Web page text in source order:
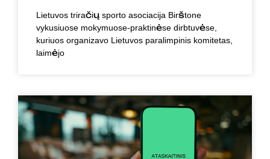
Lietuvos triračių sporto asociacija Birštone
vykusiuose mokymuose-praktinėse dirbtuvėse,
kuriuos organizavo Lietuvos paralimpinis komitetas,
laimėjo